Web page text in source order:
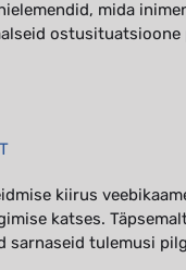
mida
kiirus
katses.
sarnaseid tulemusi